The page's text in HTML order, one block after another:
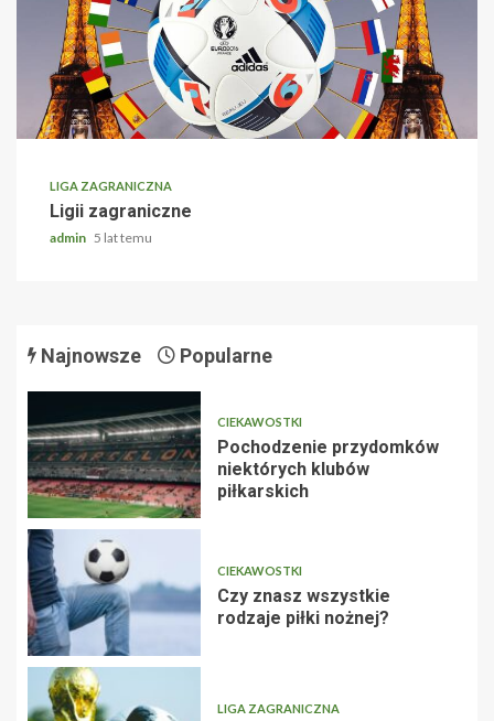
LIGA ZAGRANICZNA
Ligii zagraniczne
admin 5 lat temu
Najnowsze Popularne
CIEKAWOSTKI
Pochodzenie przydomków
niektórych klubów
piłkarskich
CIEKAWOSTKI
Czy znasz wszystkie
rodzaje piłki nożnej?
LIGA ZAGRANICZNA